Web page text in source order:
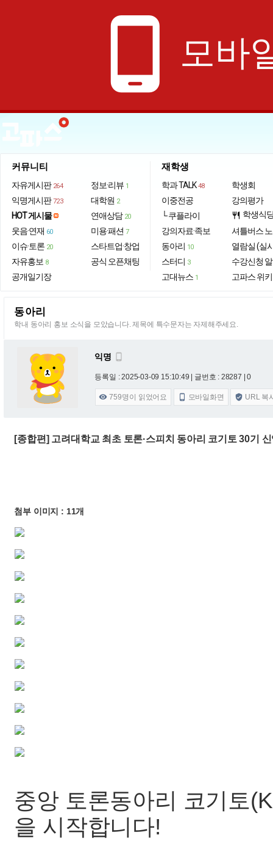
phone_android 모바
커뮤니티
자유게시판 264
익명게시판 723
HOT 게시물
웃음·연재 60
이슈·토론 20
자유홍보 8
공개일기장
정보·리뷰 1
대학원 2
연애상담 20
미용·패션 7
스타트업·창업
공식 오픈채팅
재학생
학과 TALK 48
이중전공
└ 쿠플라이
강의자료·족보
동아리 10
스터디 3
고대뉴스 1
학생회
강의평가
restaurant 학생식
셔틀버스
열람실 (실
수강신청
고파스 위키
동아리
학내 동아리 홍보 소식을 모았습니다. 제목에 특수문자는 자제해주세요.
익명 
등록일 : 2025-03-09 15:10:49 | 글번호 : 28287 | 0
 759명이 읽었어요  모바일화면  URL 복
[종합편] 고려대학교 최초 토론·스피치 동아리 코기토 30기
첨부 이미지 : 11개
중앙 토론동아리 코기토
을 시작합니다!